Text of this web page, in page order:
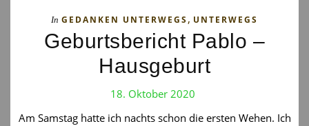
In GEDANKEN UNTERWEGS, UNTERWEGS
Geburtsbericht Pablo –
Hausgeburt
18. Oktober 2020
Am Samstag hatte ich nachts schon die ersten Wehen. Ich